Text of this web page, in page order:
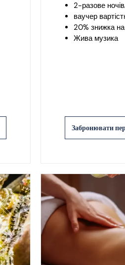
2-разове
ваучер
20% знижка
Жива музика
Забронювати